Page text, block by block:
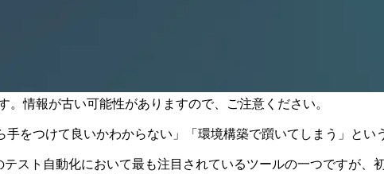
情報が古い可能性がありますので、ご注意ください。
をつけて良いかわからない」「環境構築で躓いてしまう」と
スト自動化において最も注目されているツールの一つですが、